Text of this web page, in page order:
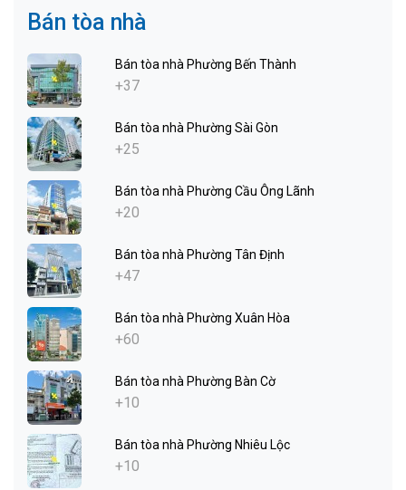
Bán tòa nhà
Bán tòa nhà Phường Bến Thành
+37
Bán tòa nhà Phường Sài Gòn
+25
Bán tòa nhà Phường Cầu Ông Lãnh
+20
Bán tòa nhà Phường Tân Định
+47
Bán tòa nhà Phường Xuân Hòa
+60
Bán tòa nhà Phường Bàn Cờ
+10
Bán tòa nhà Phường Nhiêu Lộc
+10